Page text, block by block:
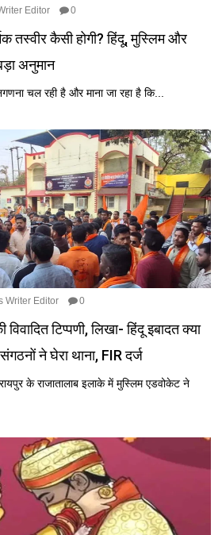
Editor 0
तस्वीर कैसी होगी? हिंदू, मुस्लिम और
अनुमान
चल रही है और माना जा रहा है कि...
Writer Editor 0
टिप्पणी, लिखा- हिंदू इबादत क्या
ने घेरा थाना, FIR दर्ज
के राजातालाब इलाके में मुस्लिम एडवोकेट ने